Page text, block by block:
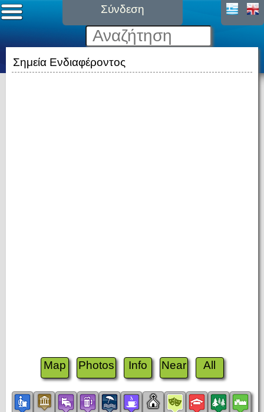
Σύνδεση
Σημεία Ενδιαφέροντος
Map Photos Info Near All